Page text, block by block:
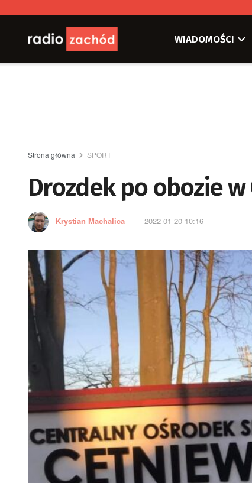
WIADOMOŚCI
Strona główna SPORT
Drozdek po obozie
Krystian Machalica 2022-01-20 10:16